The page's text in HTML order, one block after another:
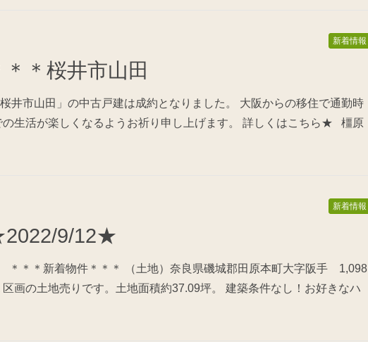
新着情報
礼＊＊＊桜井市山田
井市山田」の中古戸建は成約となりました。 大阪からの移住で通勤時
の生活が楽しくなるようお祈り申し上げます。 詳しくはこちら★ 橿原
新着情報
9/12★
＊＊＊新着物件＊＊＊ （土地）奈良県磯城郡田原本町大字阪手 1,098
画の土地売りです。土地面積約37.09坪。 建築条件なし！お好きなハ